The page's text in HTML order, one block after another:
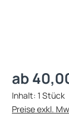
ab
Inhalt: 1 Stück
Preise exkl.